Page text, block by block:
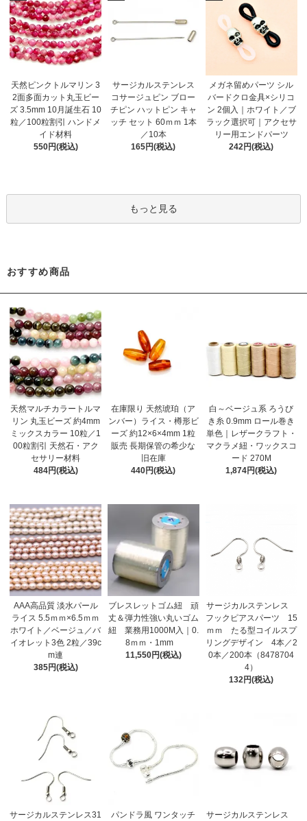
天然ピンクトルマリン 3
2面多面カット丸玉ビー
ズ 3.5mm 10月誕生石 10
粒／100粒割引 ハンドメ
イド材料
550円(税込)
サージカルステンレス
コサージュピン ブロー
チピン ハットピン キャ
ッチ セット 60ｍｍ 1本
／10本
165円(税込)
メガネ留めパーツ シル
バードクロ金具×シリコ
ン 2個入｜ホワイト／ブ
ラック選択可｜アクセサ
リー用エンドパーツ
242円(税込)
もっと見る
おすすめ商品
天然マルチカラートルマ
リン 丸玉ビーズ 約4mm
ミックスカラー 10粒／1
00粒割引 天然石・アク
セサリー材料
484円(税込)
在庫限り 天然琥珀（ア
ンバー）ライス・樽形ビ
ーズ 約12×6×4mm 1粒
販売 長期保管の希少な
旧在庫
440円(税込)
白～ベージュ系 ろうび
き糸 0.9mm ロール巻き
単色｜レザークラフト・
マクラメ紐・ワックスコ
ード 270M
1,874円(税込)
AAA高品質 淡水パール
ライス 5.5ｍｍ×6.5ｍｍ
ホワイト／ベージュ／バ
イオレット3色 2粒／39c
m連
385円(税込)
ブレスレットゴム紐 頑
丈＆弾力性強い丸いゴム
紐 業務用1000M入｜0.
8ｍｍ・1mm
11,550円(税込)
サージカルステンレス
フックピアスパーツ 15
ｍｍ たる型コイルスプ
リングデザイン 4本／2
0本／200本（8478704
4）
132円(税込)
サージカルステンレス31
パンドラ風 ワンタッチ
サージカルステンレス